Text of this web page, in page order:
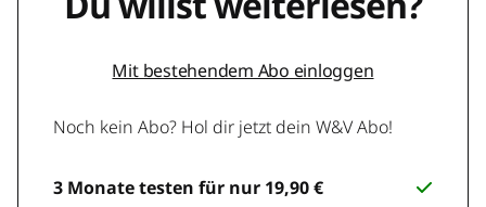
Mit bestehendem Abo einloggen
Noch kein Abo? Hol dir jetzt dein W&V Abo!
3 Monate testen für nur 19,90 €